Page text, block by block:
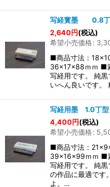
写経寳墨 0.8丁
2,640円(税込)
希望小売価格:
■商品寸法：
36×17×88ｍｍ
写経用です。 純
いへん良いです。
写経用墨 1.0丁型
4,400円(税込)
希望小売価格:
■商品寸法：
39×16×99ｍｍ
写経用です。 純
の作品に最適です
よ。…